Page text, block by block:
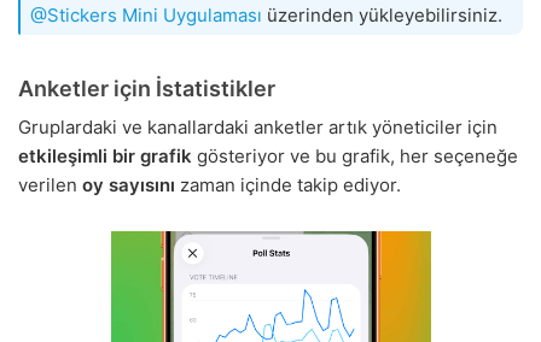
@Stickers Mini Uygulaması üzerinden yükleyebilirsiniz.
Anketler için İstatistikler
Gruplardaki ve kanallardaki anketler artık yöneticiler için
etkileşimli bir grafik gösteriyor ve bu grafik, her seçeneğe
verilen oy sayısını zaman içinde takip ediyor.